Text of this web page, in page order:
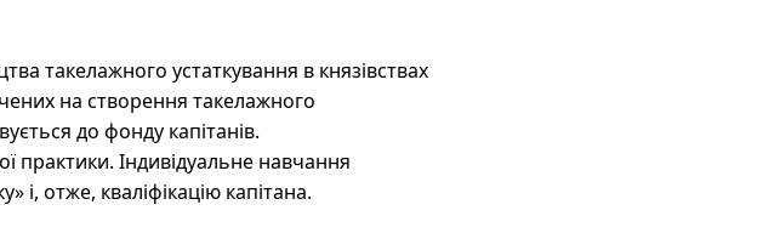
такелажного устаткування в князівствах
на створення такелажного
до фонду капітанів.
практики. Індивідуальне навчання
і, отже, кваліфікацію капітана.